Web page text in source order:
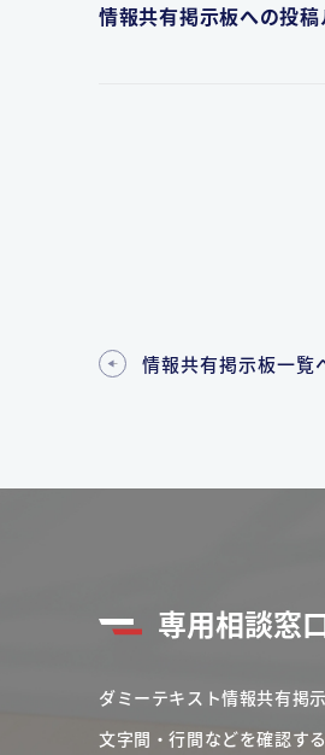
情報共有掲示板への投
情報共有掲示板一覧
専用相談窓
ダミーテキスト情報共有掲
文字間・行間などを確認す